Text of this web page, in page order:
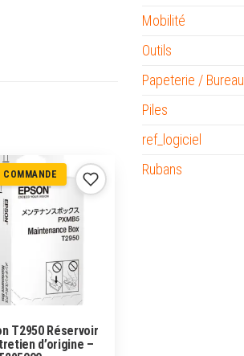
COMMANDE
T2950 Réservoir
d’origine –
Mobilité
Outils
Papeterie / Bureau
Piles
ref_logiciel
Rubans